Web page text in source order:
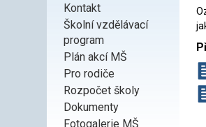
Kontakt
Školní vzdělávací
program
Plán akcí MŠ
Pro rodiče
Rozpočet školy
Dokumenty
Fotogalerie MŠ